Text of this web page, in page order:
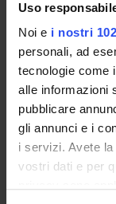
Uso
Noi e i nostri
personali, ad
tecnologie come
alle informazioni
pubblicare
gli annunci e i
i servizi. Avete
vostri dati e per
CORSI DI
DOTTORATI,
Contatti
Persone
Luoghi
Calendario